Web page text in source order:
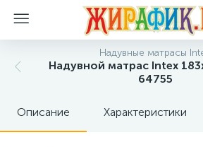
Надувные матрасы
Надувной матрас Intex
64755
Описание Характеристики